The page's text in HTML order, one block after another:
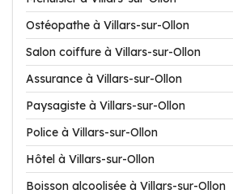
Ostéopathe à Villars-sur-Ollon
Salon coiffure à Villars-sur-Ollon
Assurance à Villars-sur-Ollon
Paysagiste à Villars-sur-Ollon
Police à Villars-sur-Ollon
Hôtel à Villars-sur-Ollon
Boisson alcoolisée à Villars-sur-Ollon